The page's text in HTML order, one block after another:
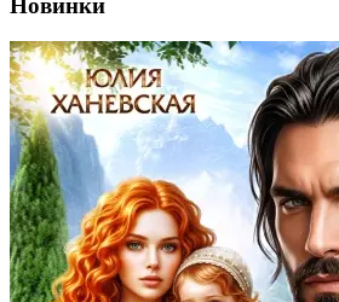
Новинки